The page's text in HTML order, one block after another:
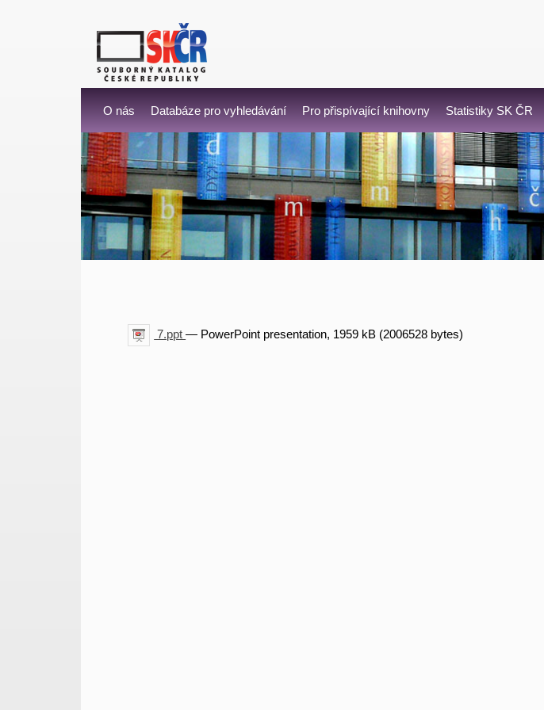
O nás Databáze pro vyhledávání Pro přispívající knihovny Statistiky SK ČR
7.ppt— PowerPoint presentation, 1959 kB (2006528 bytes)